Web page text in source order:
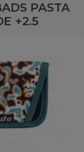
PASTA
+2.5